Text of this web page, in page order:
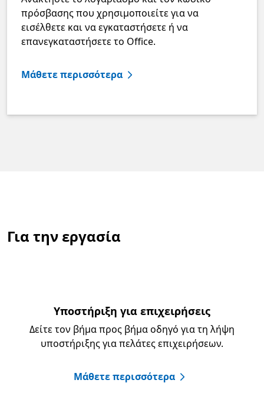
πρόσβασης που χρησιμοποιείτε για να
εισέλθετε και να εγκαταστήσετε ή να
επανεγκαταστήσετε το Office.
Μάθετε περισσότερα
Για την εργασία
Υποστήριξη για επιχειρήσεις
Δείτε τον βήμα προς βήμα οδηγό για τη λήψη
υποστήριξης για πελάτες επιχειρήσεων.
Μάθετε περισσότερα